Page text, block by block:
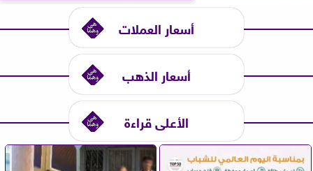
أسعار العملات
أسعار الذهب
الأعلى قراءة